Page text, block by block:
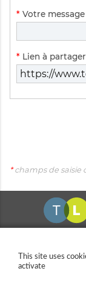
Champ
obligatoire
Votre message
*
Champ
obligatoire
Lien à partager
*
*champs de saisie
This site uses
activate